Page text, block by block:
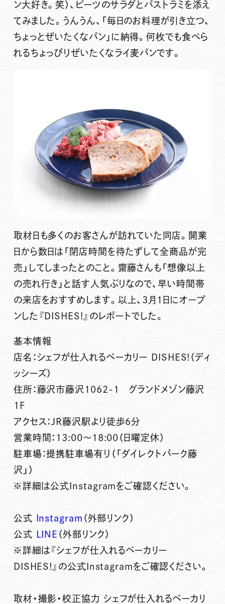
ン大好き。笑）、ビーツのサラダとパストラミを添え
てみました。うんうん、「毎日のお料理が引き立つ、
ちょっとぜいたくなパン」に納得。何枚でも食べら
れるちょっぴりぜいたくなライ麦パンです。
取材日も多くのお客さんが訪れていた同店。開業
日から数日は「閉店時間を待たずして全商品が完
売」してしまったとのこと。齋藤さんも「想像以上
の売れ行き」と話す人気ぶりなので、早い時間帯
の来店をおすすめします。以上、3月1日にオープ
ンした『DISHES!』のレポートでした。
基本情報
店名：シェフが仕入れるベーカリー DISHES!（ディ
ッシーズ）
住所：藤沢市藤沢1062-1 グランドメゾン藤沢
1F
アクセス：JR藤沢駅より徒歩6分
営業時間：13:00～18:00（日曜定休）
駐車場：提携駐車場有り（「ダイレクトパーク藤
沢」）
※詳細は公式Instagramをご確認ください。
公式 Instagram （外部リンク）
公式
LINE （外部リンク）
※詳細は『シェフが仕入れるベーカリー
DISHES!』の公式Instagramをご確認ください。
取材・撮影・校正協力 シェフが仕入れるベーカリ